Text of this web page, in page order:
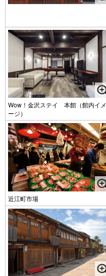
Wow！金沢ステイ 本館（館内イメ
ージ）
近江町市場